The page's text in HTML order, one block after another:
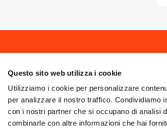
Questo sito web utilizza i cookie
Utilizziamo i cookie per personalizzare
per analizzare il nostro traffico. Condividiamo
con i nostri partner che si occupano di analisi
combinarle con altre informazioni che hai
Seguici sui social